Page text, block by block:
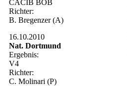
CACIB BOB
Richter:
B. Bregenzer (A)
16.10.2010
Nat. Dortmund
Ergebnis:
V4
Richter:
C. Molinari (P)